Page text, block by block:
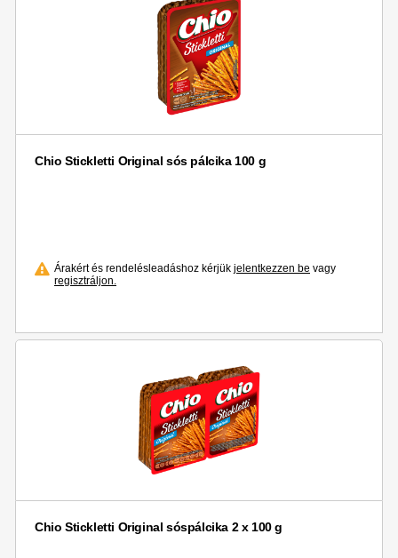
Chio Stickletti Original sós pálcika 100 g
Árakért és rendelésleadáshoz kérjük jelentkezzen be vagy
regisztráljon.
Chio Stickletti Original sóspálcika 2 x 100 g